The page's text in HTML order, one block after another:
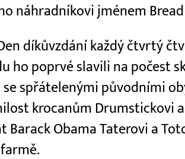
náhradníkovi jménem Bread
díkůvzdání každý čtvrtý
ho poprvé slavili na počest
spřátelenými původními
krocanům Drumstickovi
Barack Obama Taterovi a